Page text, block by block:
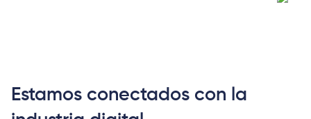
Estamos conectados con la